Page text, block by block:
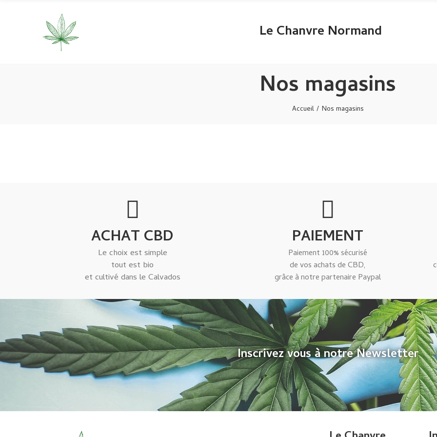
Le Chanvre Normand
Nos magasins
Accueil Nos magasins
ACHAT CBD
Le choix est simple
tout est bio
et cultivé dans le Calvados
PAIEMENT
Paiement 100% sécurisé
de vos achats de CBD,
grâce à notre partenaire Paypal
Inscrivez vous à notre Newsletter